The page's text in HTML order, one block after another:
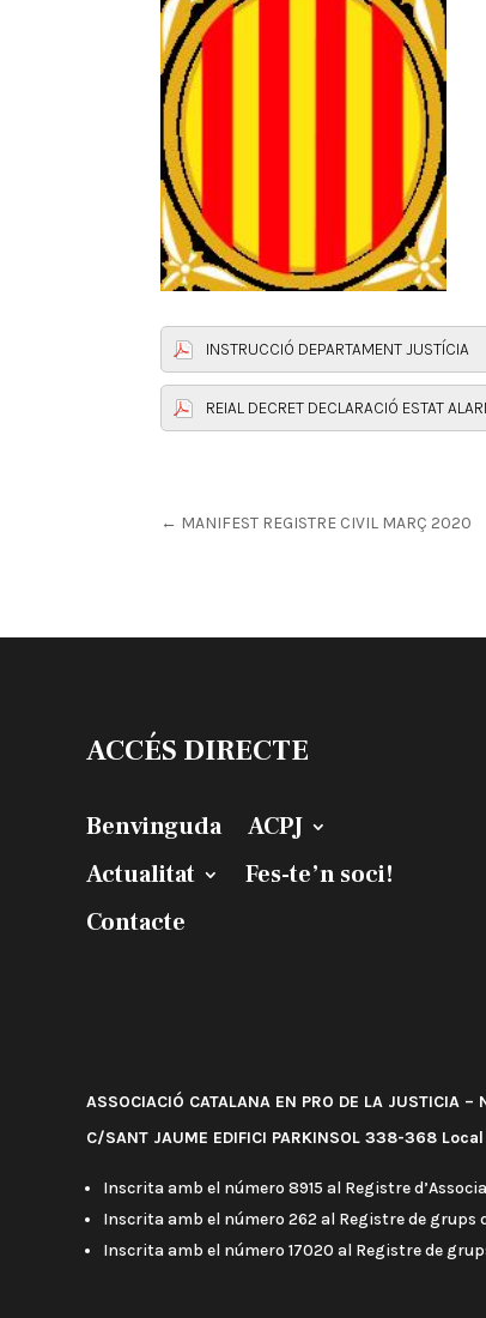
INSTRUCCIÓ DEPARTAMENT JUSTÍCIA
REIAL DECRET DECLARACIÓ ESTAT
← MANIFEST REGISTRE CIVIL MARÇ 2020
ACCÉS DIRECTE
Benvinguda
ACPJ
Actualitat
Fes-te’n soci!
Contacte
ASSOCIACIÓ CATALANA EN PRO DE LA JUSTICIA
C/SANT JAUME EDIFICI PARKINSOL 338-368
Inscrita amb el número 8915 al Registre
Inscrita amb el número 262 al Registre de grups
Inscrita amb el número 17020 al Registre de